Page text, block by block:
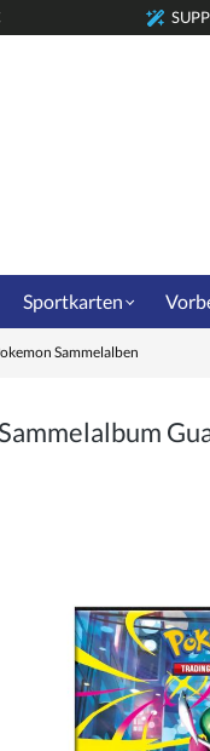
Sportkarten
Sammelalben